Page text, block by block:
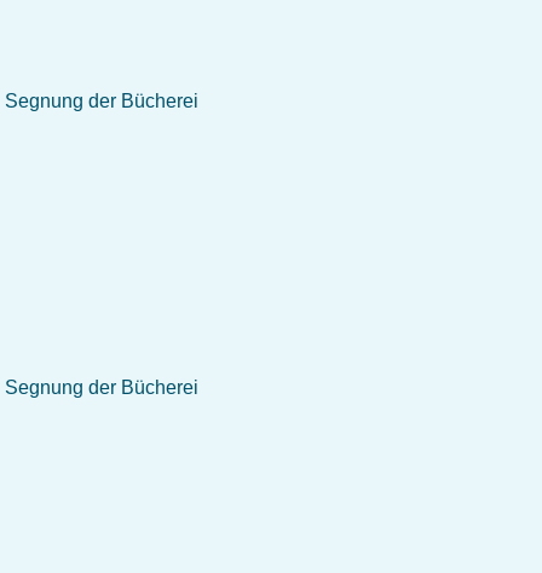
Segnung der Bücherei
Segnung der Bücherei